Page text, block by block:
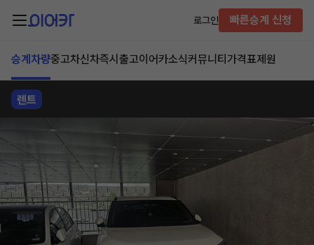
로그인 빠른승계 신청
승계차량중고차신차즉시출고이어카소식커뮤니티 가격표제원
렌트